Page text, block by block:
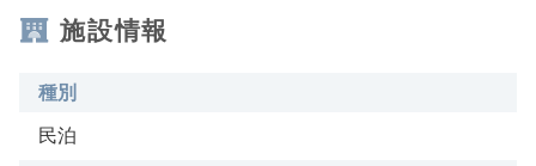
施設情報
種別
民泊